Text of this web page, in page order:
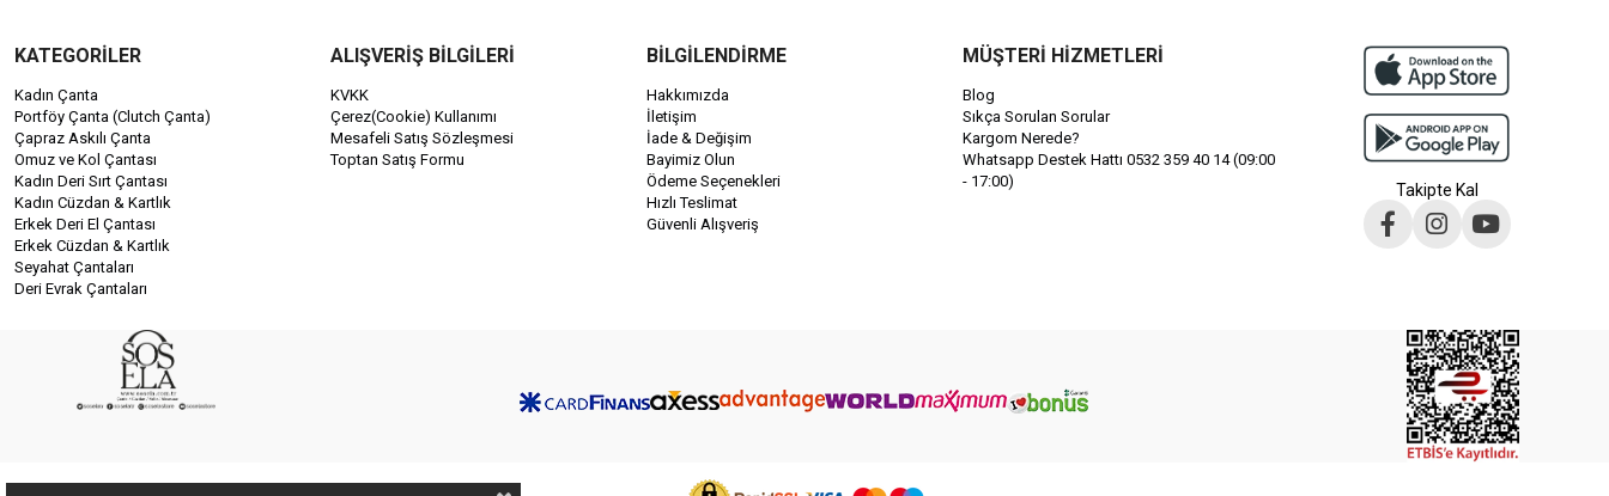
KATEGORİLER
Kadın Çanta
Portföy Çanta (Clutch Çanta)
Çapraz Askılı Çanta
Omuz ve Kol Çantası
Kadın Deri Sırt Çantası
Kadın Cüzdan & Kartlık
Erkek Deri El Çantası
Erkek Cüzdan & Kartlık
Seyahat Çantaları
Deri Evrak Çantaları
ALIŞVERİŞ BİLGİLERİ
KVKK
Çerez(Cookie) Kullanımı
Mesafeli Satış Sözleşmesi
Toptan Satış Formu
BİLGİLENDİRME
Hakkımızda
İletişim
İade & Değişim
Bayimiz Olun
Ödeme Seçenekleri
Hızlı Teslimat
Güvenli Alışveriş
MÜŞTERİ HİZMETLERİ
Blog
Sıkça Sorulan Sorular
Kargom Nerede?
Whatsapp Destek Hattı 0532 359 40 14 (09:00
- 17:00)
Takipte Kal